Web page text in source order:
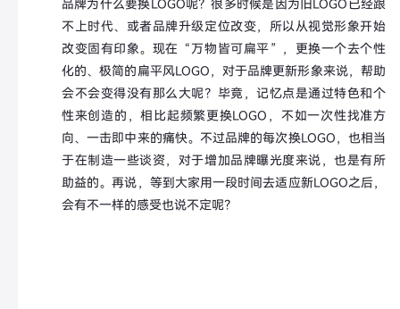
品牌为什么要换LOGO呢？很多时候是因为旧LOGO已经跟
不上时代、或者品牌升级定位改变，所以从视觉形象开始
改变固有印象。现在“万物皆可扁平”，更换一个去个性
化的、极简的扁平风LOGO，对于品牌更新形象来说，帮助
会不会变得没有那么大呢？毕竟，记忆点是通过特色和个
性来创造的，相比起频繁更换LOGO，不如一次性找准方
向、一击即中来的痛快。不过品牌的每次换LOGO，也相当
于在制造一些谈资，对于增加品牌曝光度来说，也是有所
助益的。再说，等到大家用一段时间去适应新LOGO之后，
会有不一样的感受也说不定呢？